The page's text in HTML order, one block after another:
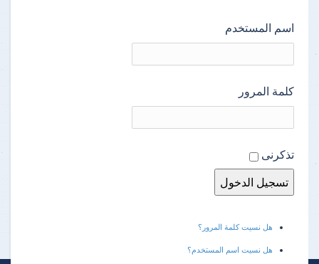
اسم المستخدم
كلمة المرور
تذكرنى
هل نسيت كلمة المرور؟
هل نسيت اسم المستخدم؟